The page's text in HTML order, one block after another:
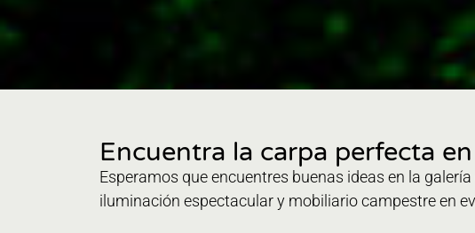
Encuentra la carpa perfecta
Esperamos que encuentres buenas ideas en la
iluminación espectacular y mobiliario campestre en